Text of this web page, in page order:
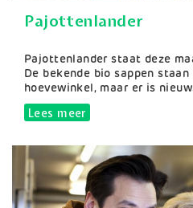
Pajottenlander
Samenvatting
Pajottenlander staat deze
De bekende bio sappen
hoevewinkel, maar er is
Lees meerover Pajottenlander